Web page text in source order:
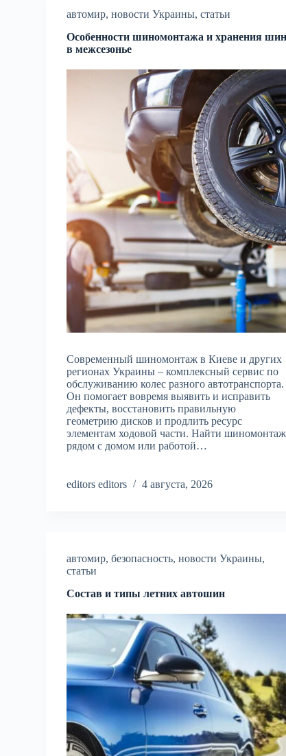
автомир,новости Украины,статьи
Особенности шиномонтажа и хранения шин
в межсезонье
Современный шиномонтаж в Киеве и других
регионах Украины – комплексный сервис по
обслуживанию колес разного автотранспорта.
Он помогает вовремя выявить и исправить
дефекты, восстановить правильную
геометрию дисков и продлить ресурс
элементам ходовой части. Найти шиномонтаж
рядом с домом или работой…
editors editors 4 августа, 2026
автомир,безопасность,новости Украины,
статьи
Состав и типы летних автошин